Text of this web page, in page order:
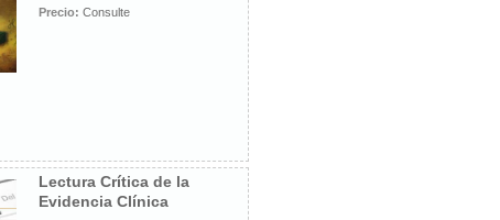
Precio: Consulte
Lectura Crítica de la
Evidencia Clínica